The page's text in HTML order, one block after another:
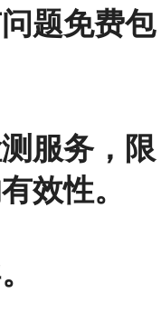
题免费包
服务，限
效性。